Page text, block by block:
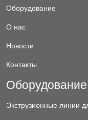
Оборудование
О нас
Новости
Контакты
Оборудование
Экструзионные линии